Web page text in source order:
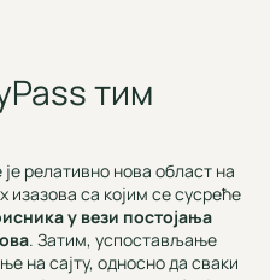
тим
релативно нова област на
са којим се сусреће
у вези постојања
. Затим, успостављање
на сајту, односно да сваки